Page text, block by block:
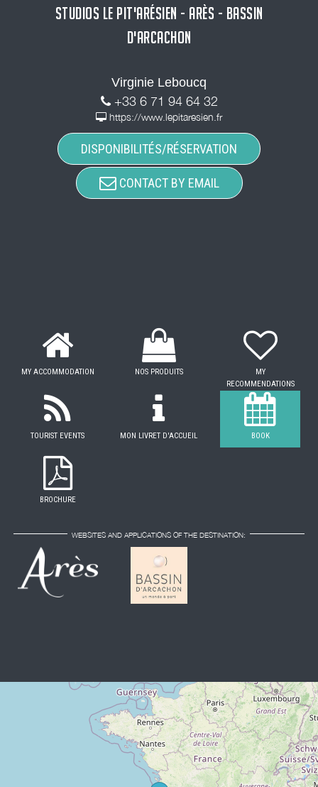
STUDIOS LE PIT'ARÉSIEN - ARÈS - BASSIN
D'ARCACHON
Virginie Leboucq
+33 6 71 94 64 32
https://www.lepitaresien.fr
DISPONIBILITÉS/RÉSERVATION
CONTACT BY EMAIL
MY ACCOMMODATION NOS PRODUITS
MY
RECOMMENDATIONS
TOURIST EVENTS MON LIVRET D'ACCUEIL BOOK
BROCHURE
WEBSITES AND APPLICATIONS OF THE DESTINATION: